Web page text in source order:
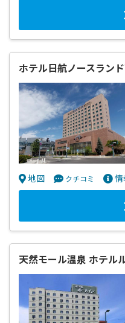
ホテル日航ノースラン
地図 クチコミ 情
天然モール温泉 ホテル